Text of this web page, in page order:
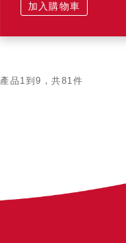
加入購物車
產品1到9，共81件